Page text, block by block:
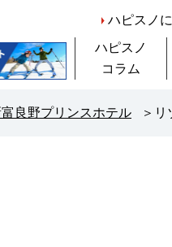
ハピスノ
コラム
すべて
リゾートレポート
ハピスノ応援団
ハピスノ講座
ハピスノ編集長
ハピスノ
富良野プリンスホテル リ